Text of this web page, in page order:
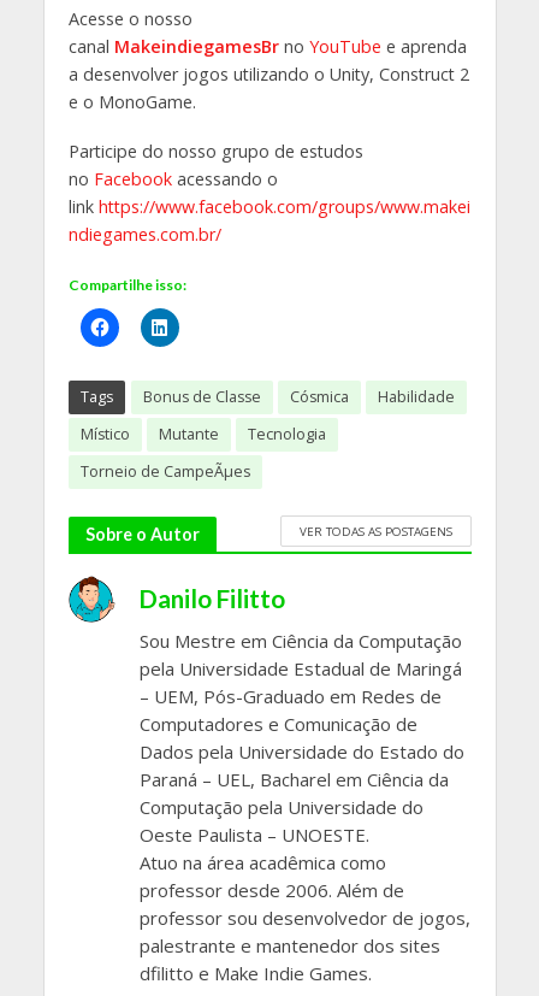
Acesse o nosso
canal MakeindiegamesBr no YouTube e aprenda
a desenvolver jogos utilizando o Unity, Construct 2
e o MonoGame.
Participe do nosso grupo de estudos
no Facebookacessando o
link https://www.facebook.com/groups/www.makei
ndiegames.com.br/
Compartilhe isso:
Tags Bonus de Classe Cósmica
Habilidade
Místico
Mutante
Tecnologia
Torneio de CampeÃµes
Sobre o Autor VER TODAS AS POSTAGENS
Danilo Filitto
Sou Mestre em Ciência da Computação
pela Universidade Estadual de Maringá
– UEM, Pós-Graduado em Redes de
Computadores e Comunicação de
Dados pela Universidade do Estado do
Paraná – UEL, Bacharel em Ciência da
Computação pela Universidade do
Oeste Paulista – UNOESTE.
Atuo na área acadêmica como
professor desde 2006. Além de
professor sou desenvolvedor de jogos,
palestrante e mantenedor dos sites
dfilitto e Make Indie Games.